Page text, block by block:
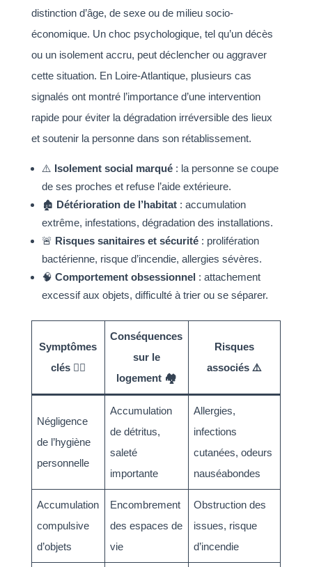
distinction d’âge, de sexe ou de milieu socio-
économique. Un choc psychologique, tel qu’un décès
ou un isolement accru, peut déclencher ou aggraver
cette situation. En Loire-Atlantique, plusieurs cas
signalés ont montré l’importance d’une intervention
rapide pour éviter la dégradation irréversible des lieux
et soutenir la personne dans son rétablissement.
⚠️ Isolement social marqué: la personne se coupe
de ses proches et refuse l’aide extérieure.
🏚️ Détérioration de l’habitat: accumulation
extrême, infestations, dégradation des installations.
🚨 Risques sanitaires et sécurité: prolifération
bactérienne, risque d’incendie, allergies sévères.
🧠 Comportement obsessionnel : attachement
excessif aux objets, difficulté à trier ou se séparer.
Symptômes
clés 🕵️‍♂️
Conséquences
sur le
logement 🏘️
Risques
associés ⚠️
Négligence
de l’hygiène
personnelle
Accumulation
de détritus,
saleté
importante
Allergies,
infections
cutanées, odeurs
nauséabondes
Accumulation
compulsive
d’objets
Encombrement
des espaces de
vie
Obstruction des
issues, risque
d’incendie